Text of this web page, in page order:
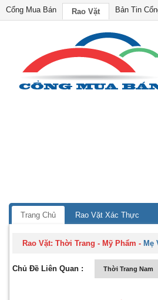
Cổng Mua Bán Rao Vặt Bản Tin
Trang Chủ Rao Vặt Xác Thực
Rao Vặt:Thời Trang - Mỹ Phẩm - Mẹ
Chủ Đề Liên Quan : Thời Trang Nam